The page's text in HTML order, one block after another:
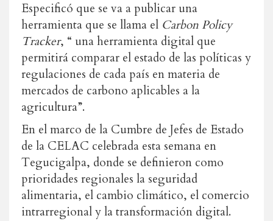
Especificó que se va a publicar una
herramienta que se llama el Carbon Policy
Tracker, “ una herramienta digital que
permitirá comparar el estado de las políticas y
regulaciones de cada país en materia de
mercados de carbono aplicables a la
agricultura”.
En el marco de la Cumbre de Jefes de Estado
de la CELAC celebrada esta semana en
Tegucigalpa, donde se definieron como
prioridades regionales la seguridad
alimentaria, el cambio climático, el comercio
intrarregional y la transformación digital.